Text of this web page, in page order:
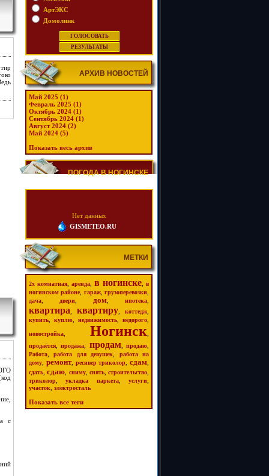
с
АртЭКС
Домолинк
АРХИВ НОВОСТЕЙ
Май 2025 (1)
Февраль 2025 (1)
Октябрь 2024 (1)
Сентябрь 2024 (1)
Август 2024 (2)
Май 2024 (5)
Показать весь архив
ПОГОДА В НОГИНСКЕ
Нет данных
GISMETEO.RU
МЕТКИ
2х комнатная аренда в ногинске
в
ногинском районе
гараж,грузоперевозки
дача двери дом ипотека
квартира квартиру коттедж
купить куплю недвижимость недорого
новостройка Ногинск
продаётся ,продажа продам,продаю
Работа ,работа для девушек
работа на
дому
ремонт, ресивер триколор сдам
сдать ,сдаю сниму, снять, строительство
триколор ,укладка паркета,услуги
участок электросталь
Показать все теги